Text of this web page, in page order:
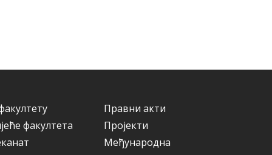
факултета
Правни акти
Пројекти
Међународна